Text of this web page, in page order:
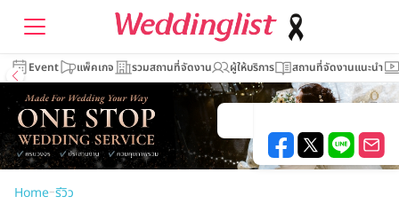
Event แพ็คเกจ รวมสถานที่จัดงาน ผู้ให้บริการ สถานที่จัดงานแนะนำ
Home–รีวิว